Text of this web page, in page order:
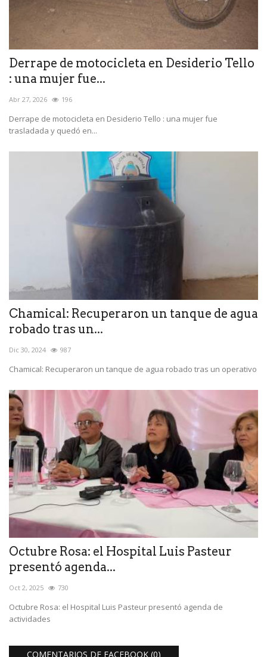
Derrape de motocicleta en Desiderio Tello
: una mujer fue...
Abr 27, 2026 196
Derrape de motocicleta en Desiderio Tello : una mujer fue
trasladada y quedó en...
Chamical: Recuperaron un tanque de agua
robado tras un...
Dic 30, 2024 987
Chamical: Recuperaron un tanque de agua robado tras un operativo
Octubre Rosa: el Hospital Luis Pasteur
presentó agenda...
Oct 2, 2025 730
Octubre Rosa: el Hospital Luis Pasteur presentó agenda de
actividades
COMENTARIOS DE FACEBOOK (0)